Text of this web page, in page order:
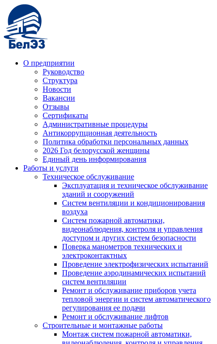
О предприятии
Руководство
Структура
Новости
Вакансии
Отзывы
Сертификаты
Административные процедуры
Антикоррупционная деятельность
Политика обработки персональных данных
2026 Год белорусской женщины
Единый день информирования
Работы и услуги
Техническое обслуживание
Эксплуатация и техническое обслуживание
зданий и сооружений
Систем вентиляции и кондиционирования
воздуха
Систем пожарной автоматики,
видеонаблюдения, контроля и управления
доступом и других систем безопасности
Поверка манометров технических и
электроконтактных
Проведение электрофизических испытаний
Проведение аэродинамических испытаний
систем вентиляции
Ремонт и обслуживание приборов учета
тепловой энергии и систем автоматического
регулирования ее подачи
Ремонт и обслуживание лифтов
Строительные и монтажные работы
Монтаж систем пожарной автоматики,